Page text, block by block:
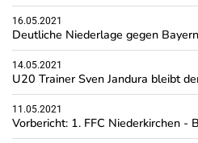
16.05.2021
Deutliche Niederlage gegen
14.05.2021
U20 Trainer Sven Jandura bleibt
11.05.2021
Vorbericht: 1. FFC Niederkirchen -